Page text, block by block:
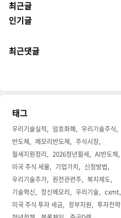
최근글
인기글
최근댓글
태그
우리기술실적 암호화폐
우리기술주식
반도체
메모리반도체
주식시장
월세지원정리
2026청년월세
AI반도체
미국 주식 세율
기업가치
신청방법
우리기술주가
원전관련주
복지제도
기술혁신
창신메모리 우리기술
cxmt
미국 주식 투자 세금
정부지원
투자전략